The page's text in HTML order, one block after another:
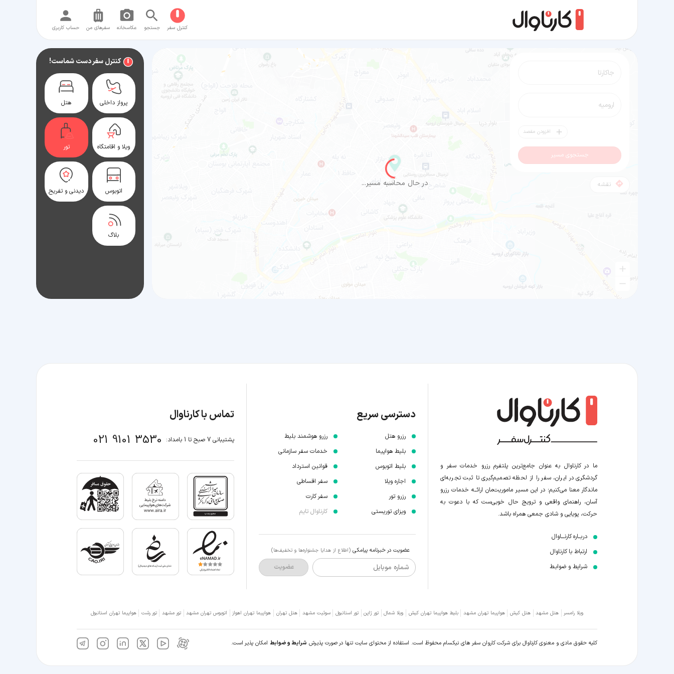
کنترل سفر جستجو عکاسخانه سفر‌های من حساب کاربری
افزودن مقصد
جستجوی مسیر
نقشه در حال محاسبه مسیر...
کنترل سفر دست شماست!
پرواز داخلی هتل
ویلا و اقامتگاه تور
اتوبوس دیدنی و تفریح
بلاگ
ما در کارناوال به عنوان جامع‌ترین پلتفرم رزرو خدمات سفر و
گردشگری در ایران، سفر را از لحظه‌ تصمیم‌گیری تا ثبت تجربه‌ای
ماندگار معنا می‌کنیم؛ در این مسیر‍ ماموریت‌مان اراﺋــﻪ خدمات رزرو
آسان، راهنمای واقعی و ترویج حال خوبی‌ست که با دعوت به
حرکت، پویایی و شادی جمعی همراه باشد.
دربــاره کارنـــاوال
ارتباط با کارناوال
شرایط و ضوابـط
دسترسی سریع
رزرو هتل
بلیط هواپیما
بلیط اتوبوس
اجاره ویلا
رزرو تور
ویزای توریستی
رزرو هوشمند بلیط
خدمات سفر سازمانی
قوانین استرداد
سفر اقساطی
سفر کارت
کارناوال تایم
عضویت در خبرنامه پیامکی (اطلاع از هدایا جشنواره‌ها و تخفیف‌ها)
شماره موبایل عضویت
تماس با کارناوال
پشتیبانی 7 صبح تا 1 بامداد: 021 9101 3530
ویلا رامسر هتل مشهد هتل کیش هواپیما تهران مشهد بلیط هواپیما تهران کیش ویلا شمال تور ژاپن تور استانبول سوئیت مشهد هتل تهران هواپیما تهران اهواز اتوبوس تهران مشهد تور مشهد تور رشت هواپیما تهران استانبول
کلیه حقوق مادی و معنوی کارناوال برای شرکت کاروان سفر های نیکسام محفوظ است. استفاده از محتوای سایت تنها در صورت پذیرش شرایط و ضوابط امکان پذیر است.